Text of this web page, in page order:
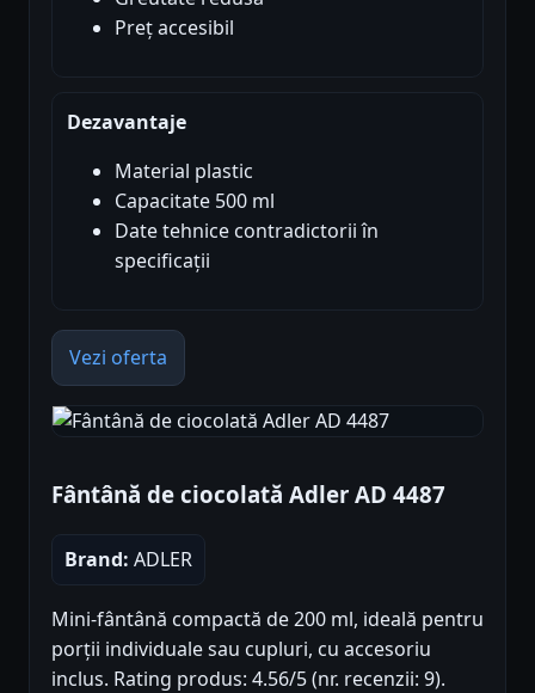
Preț accesibil
Dezavantaje
Material plastic
Capacitate 500 ml
Date tehnice contradictorii în
specificații
Vezi oferta
Fântână de ciocolată Adler AD 4487
Brand: ADLER
Mini-fântână compactă de 200 ml, ideală pentru
porții individuale sau cupluri, cu accesoriu
inclus. Rating produs: 4.56/5 (nr. recenzii: 9).